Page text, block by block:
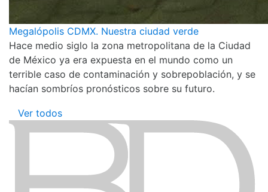
Megalópolis CDMX. Nuestra ciudad verde
Hace medio siglo la zona metropolitana de la Ciudad
de México ya era expuesta en el mundo como un
terrible caso de contaminación y sobrepoblación, y se
hacían sombríos pronósticos sobre su futuro.
Ver todos